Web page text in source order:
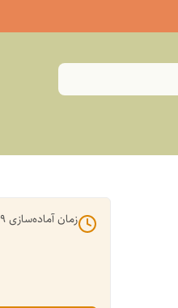
زمان آماده‌سازی9